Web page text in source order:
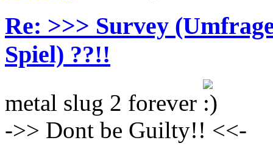
Re: >>> Survey
Spiel) ??!!
metal slug 2 forever
->> Dont be Guilty!! <<-